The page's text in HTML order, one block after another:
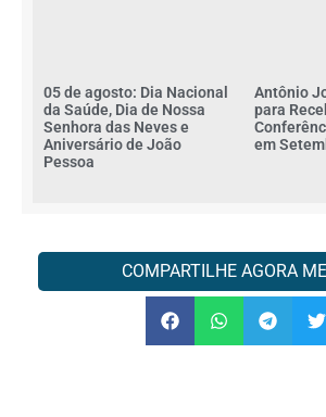
05 de agosto: Dia Nacional
da Saúde, Dia de Nossa
Senhora das Neves e
Aniversário de João
Pessoa
Antônio
para
em
COMPARTILHE AGORA